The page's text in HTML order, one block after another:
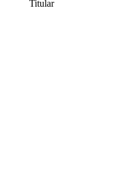
Titular